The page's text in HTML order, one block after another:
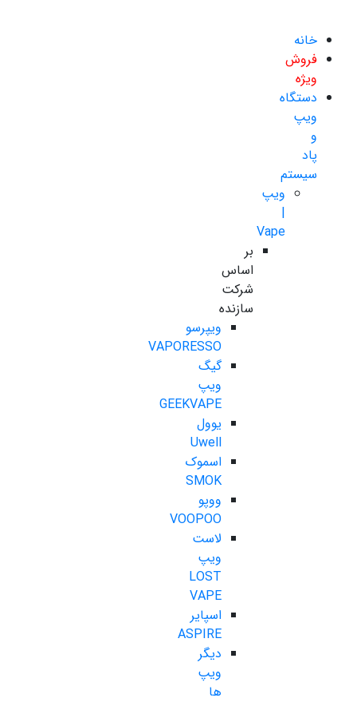
خانه
فروش
ویژه
دستگاه
ویپ
و
پاد
سیستم
ویپ
|
Vape
بر
اساس
شرکت
سازنده
ویپرسو
VAPORESSO
گیگ
ویپ
GEEKVAPE
یوول
Uwell
اسموک
SMOK
ووپو
VOOPOO
لاست
ویپ
LOST
VAPE
اسپایر
ASPIRE
دیگر
ویپ
ها